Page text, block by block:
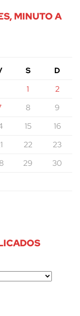
MINUTO A
S
D
1
2
8
9
15
16
22
23
29
30